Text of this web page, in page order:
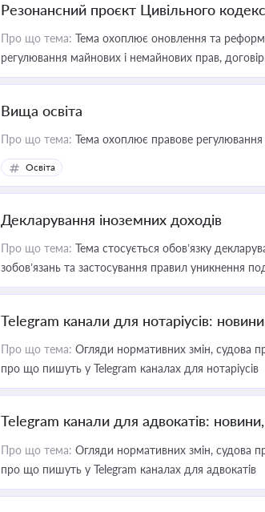
Резонансний проєкт Цивільного
Про що тема: Тема охоплює оновлення та
регулювання майнових і немайнових прав,
Вища освіта
Про що тема: Тема охоплює правове регулювання
Освіта
Декларування іноземних доходів
Про що тема: Тема стосується обов’язку
зобов’язань та застосування правил уникнення
Telegram канали для нотаріусів:
Про що тема: Огляди нормативних змін, судова
про що пишуть у Telegram каналах для нотаріусів
Telegram канали для адвокатів:
Про що тема: Огляди нормативних змін, судова
про що пишуть у Telegram каналах для адвокатів